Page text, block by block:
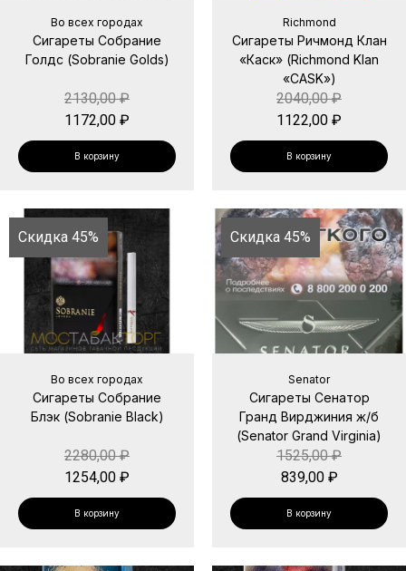
Во всех городах
Сигареты Собрание
Голдс (Sobranie Golds)
2130,00₽
1172,00 ₽
В корзину
Richmond
Сигареты Ричмонд Клан
«Каск» (Richmond Klan
«CASK»)
2040,00₽
1122,00 ₽
В корзину
Скидка 45%
Во всех городах
Сигареты Собрание
Блэк (Sobranie Black)
2280,00₽
1254,00 ₽
В корзину
Скидка 45%
Senator
Сигареты Сенатор
Гранд Вирджиния ж/б
(Senator Grand Virginia)
1525,00₽
839,00 ₽
В корзину